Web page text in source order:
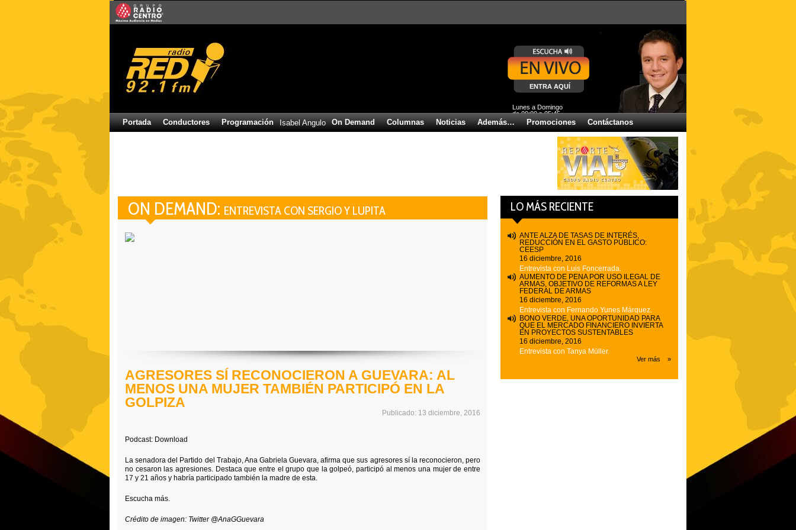
Lunes a Domingo
de 00:00 a 05:45
ENTRA AQUÍ
Portada Conductores Programación Isabel Angulo On Demand Columnas Noticias Además… Promociones Contáctanos
ON DEMAND: ENTREVISTA CON SERGIO Y LUPITA
AGRESORES SÍ RECONOCIERON A GUEVARA: AL
MENOS UNA MUJER TAMBIÉN PARTICIPÓ EN LA
GOLPIZA
Publicado: 13 diciembre, 2016
Podcast: Download
La senadora del Partido del Trabajo, Ana Gabriela Guevara, afirma que sus agresores sí la reconocieron, pero
no cesaron las agresiones. Destaca que entre el grupo que la golpeó, participó al menos una mujer de entre
17 y 21 años y habría participado también la madre de esta.
Escucha más.
Crédito de imagen: Twitter @AnaGGuevara
LO MÁS RECIENTE
ANTE ALZA DE TASAS DE INTERÉS,
REDUCCIÓN EN EL GASTO PÚBLICO:
CEESP
16 diciembre, 2016
Entrevista con Luis Foncerrada.
AUMENTO DE PENA POR USO ILEGAL DE
ARMAS, OBJETIVO DE REFORMAS A LEY
FEDERAL DE ARMAS
16 diciembre, 2016
Entrevista con Fernando Yunes Márquez.
BONO VERDE, UNA OPORTUNIDAD PARA
QUE EL MERCADO FINANCIERO INVIERTA
EN PROYECTOS SUSTENTABLES
16 diciembre, 2016
Entrevista con Tanya Müller.
Ver más »